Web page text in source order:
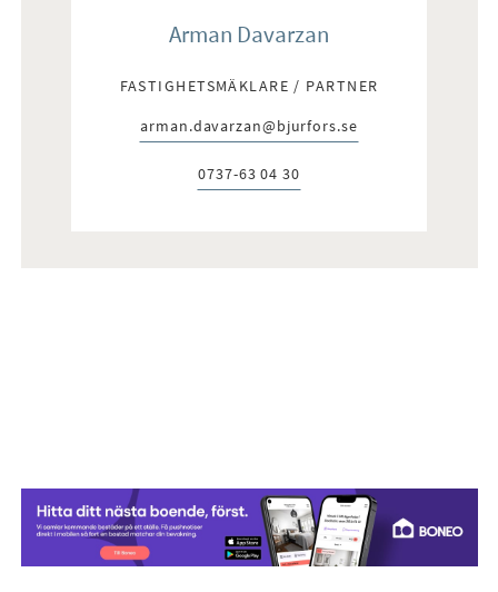
Arman Davarzan
FASTIGHETSMÄKLARE / PARTNER
E-post:
arman.davarzan@bjurfors.se
Telefon:
0737-63 04 30